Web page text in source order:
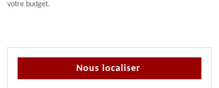
votre budget.
Nous localiser